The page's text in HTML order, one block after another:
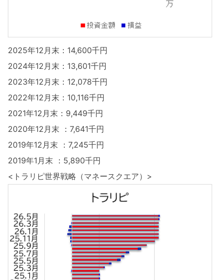
2025年12月末：14,600千円
2024年12月末：13,601千円
2023年12月末：12,078千円
2022年12月末：10,116千円
2021年12月末：9,449千円
2020年12月末 ：7,641千円
2019年12月末 ：7,245千円
2019年1月末 ：5,890千円
<トラリピ世界戦略（マネースクエア）>